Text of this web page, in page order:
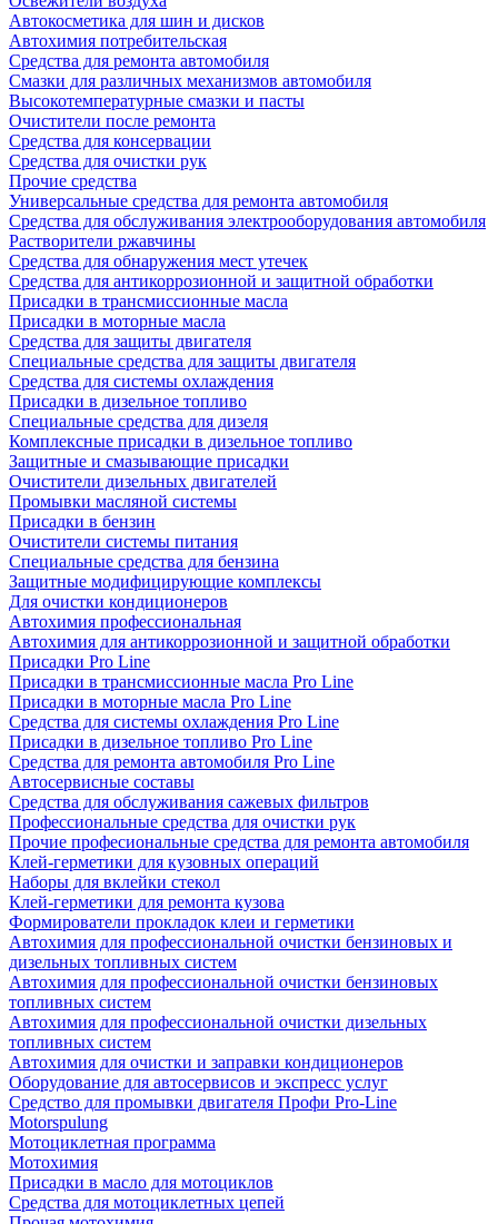
Автокосметика для шин и дисков
Автохимия потребительская
Средства для ремонта автомобиля
Смазки для различных механизмов автомобиля
Высокотемпературные смазки и пасты
Очистители после ремонта
Средства для консервации
Средства для очистки рук
Прочие средства
Универсальные средства для ремонта автомобиля
Средства для обслуживания электрооборудования автомобиля
Растворители ржавчины
Средства для обнаружения мест утечек
Средства для антикоррозионной и защитной обработки
Присадки в трансмиссионные масла
Присадки в моторные масла
Средства для защиты двигателя
Специальныe средства для защиты двигателя
Средства для системы охлаждения
Присадки в дизельное топливо
Спeциальные средства для дизеля
Комплексные присадки в дизельное топливо
Защитные и смазывающие присадки
Очистители дизельных двигателей
Промывки масляной системы
Присадки в бензин
Очистители системы питания
Специальные срeдства для бензина
Защитные модифицирующие комплексы
Для очистки кондиционеров
Автохимия профессиональная
Автохимия для антикоррозионной и защитной обработки
Присадки Pro Line
Присадки в трансмиссионные масла Pro Line
Присадки в моторные масла Pro Line
Средства для системы охлаждения Pro Line
Присадки в дизельное топливо Pro Line
Средства для ремонта автомобиля Pro Line
Автосервисные составы
Средства для обслуживания сажевых фильтров
Профессиональные средства для очистки рук
Прочие професиональные средства для ремонта автомобиля
Клей-герметики для кузовных операций
Наборы для вклейки стекол
Клей-герметики для ремонта кузова
Формирователи прокладок клеи и герметики
Автохимия для профессиональной очистки бензиновых и
дизельных топливных систем
Автохимия для профессиональной очистки бензиновых
топливных систем
Автохимия для профессиональной очистки дизельных
топливных систем
Автохимия для очистки и заправки кондиционеров
Оборудование для автосервисов и экспресс услуг
Средство для промывки двигателя Профи Pro-Line
Motorspulung
Мотоциклетная программа
Мотохимия
Присадки в масло для мотоциклов
Средства для мотоциклетных цепей